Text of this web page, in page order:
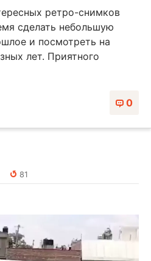
ретро-снимков
сделать небольшую
и посмотреть на
лет. Приятного
0
81